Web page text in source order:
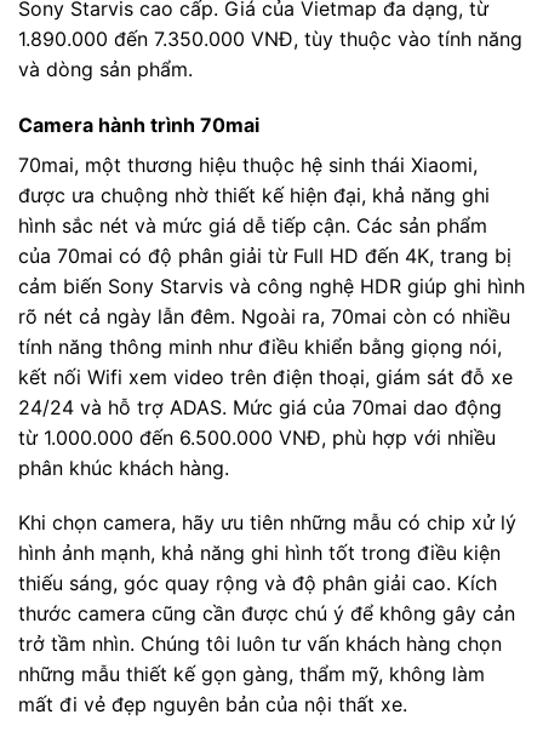
Sony Starvis cao cấp. Giá của Vietmap đa dạng, từ
1.890.000 đến 7.350.000 VNĐ, tùy thuộc vào tính năng
và dòng sản phẩm.
Camera hành trình 70mai
70mai, một thương hiệu thuộc hệ sinh thái Xiaomi,
được ưa chuộng nhờ thiết kế hiện đại, khả năng ghi
hình sắc nét và mức giá dễ tiếp cận. Các sản phẩm
của 70mai có độ phân giải từ Full HD đến 4K, trang bị
cảm biến Sony Starvis và công nghệ HDR giúp ghi hình
rõ nét cả ngày lẫn đêm. Ngoài ra, 70mai còn có nhiều
tính năng thông minh như điều khiển bằng giọng nói,
kết nối Wifi xem video trên điện thoại, giám sát đỗ xe
24/24 và hỗ trợ ADAS. Mức giá của 70mai dao động
từ 1.000.000 đến 6.500.000 VNĐ, phù hợp với nhiều
phân khúc khách hàng.
Khi chọn camera, hãy ưu tiên những mẫu có chip xử lý
hình ảnh mạnh, khả năng ghi hình tốt trong điều kiện
thiếu sáng, góc quay rộng và độ phân giải cao. Kích
thước camera cũng cần được chú ý để không gây cản
trở tầm nhìn. Chúng tôi luôn tư vấn khách hàng chọn
những mẫu thiết kế gọn gàng, thẩm mỹ, không làm
mất đi vẻ đẹp nguyên bản của nội thất xe.